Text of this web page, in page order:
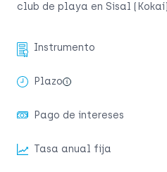
club de playa en Sisal
Instrumento
Plazo
Pago de intereses
Tasa anual fija